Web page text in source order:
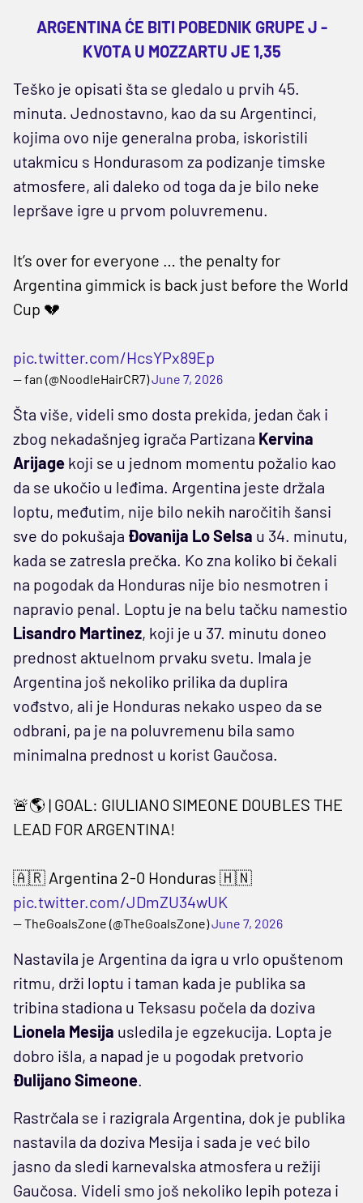
ARGENTINA ĆE BITI POBEDNIK GRUPE J -
KVOTA U MOZZARTU JE 1,35
Teško je opisati šta se gledalo u prvih 45.
minuta. Jednostavno, kao da su Argentinci,
kojima ovo nije generalna proba, iskoristili
utakmicu s Hondurasom za podizanje timske
atmosfere, ali daleko od toga da je bilo neke
lepršave igre u prvom poluvremenu.
It’s over for everyone … the penalty for
Argentina gimmick is back just before the World
Cup 💔
pic.twitter.com/HcsYPx89Ep
— fan (@NoodleHairCR7)June 7, 2026
Šta više, videli smo dosta prekida, jedan čak i
zbog nekadašnjeg igrača Partizana Kervina
Arijage koji se u jednom momentu požalio kao
da se ukočio u leđima. Argentina jeste držala
loptu, međutim, nije bilo nekih naročitih šansi
sve do pokušaja Đovanija Lo Selsa u 34. minutu,
kada se zatresla prečka. Ko zna koliko bi čekali
na pogodak da Honduras nije bio nesmotren i
napravio penal. Loptu je na belu tačku namestio
Lisandro Martinez, koji je u 37. minutu doneo
prednost aktuelnom prvaku svetu. Imala je
Argentina još nekoliko prilika da duplira
vođstvo, ali je Honduras nekako uspeo da se
odbrani, pa je na poluvremenu bila samo
minimalna prednost u korist Gaučosa.
🚨🌎 | GOAL: GIULIANO SIMEONE DOUBLES THE
LEAD FOR ARGENTINA!
🇦🇷 Argentina 2-0 Honduras 🇭🇳
pic.twitter.com/JDmZU34wUK
— TheGoalsZone (@TheGoalsZone)June 7, 2026
Nastavila je Argentina da igra u vrlo opuštenom
ritmu, drži loptu i taman kada je publika sa
tribina stadiona u Teksasu počela da doziva
Lionela Mesija usledila je egzekucija. Lopta je
dobro išla, a napad je u pogodak pretvorio
Đulijano Simeone.
Rastrčala se i razigrala Argentina, dok je publika
nastavila da doziva Mesija i sada je već bilo
jasno da sledi karnevalska atmosfera u režiji
Gaučosa. Videli smo još nekoliko lepih poteza i